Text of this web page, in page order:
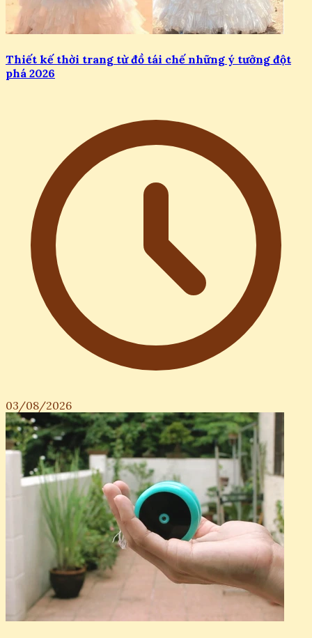
Thiết kế thời trang từ đồ tái chế những ý tưởng đột
phá 2026
03/08/2026